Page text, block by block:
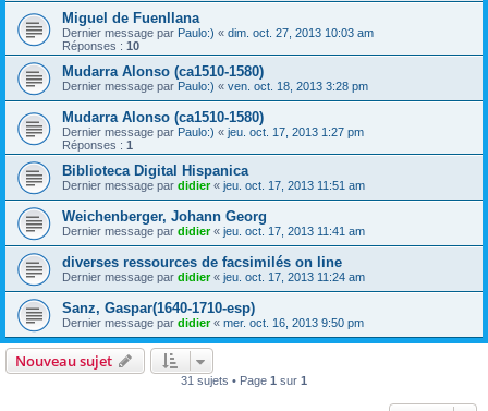
Miguel de Fuenllana
Dernier message par Paulo:) « dim. oct. 27, 2013 10:03 am
Réponses : 10
Mudarra Alonso (ca1510-1580)
Dernier message par Paulo:) « ven. oct. 18, 2013 3:28 pm
Mudarra Alonso (ca1510-1580)
Dernier message par Paulo:) « jeu. oct. 17, 2013 1:27 pm
Réponses : 1
Biblioteca Digital Hispanica
Dernier message par didier« jeu. oct. 17, 2013 11:51 am
Weichenberger, Johann Georg
Dernier message par didier« jeu. oct. 17, 2013 11:41 am
diverses ressources de facsimilés on line
Dernier message par didier« jeu. oct. 17, 2013 11:24 am
Sanz, Gaspar(1640-1710-esp)
Dernier message par didier« mer. oct. 16, 2013 9:50 pm
Nouveau sujet
31 sujets • Page 1 sur 1